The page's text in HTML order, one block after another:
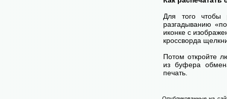
Для того чтобы
разгадыванию
иконке с
кроссворда
Потом откройте
из буфера
печать.